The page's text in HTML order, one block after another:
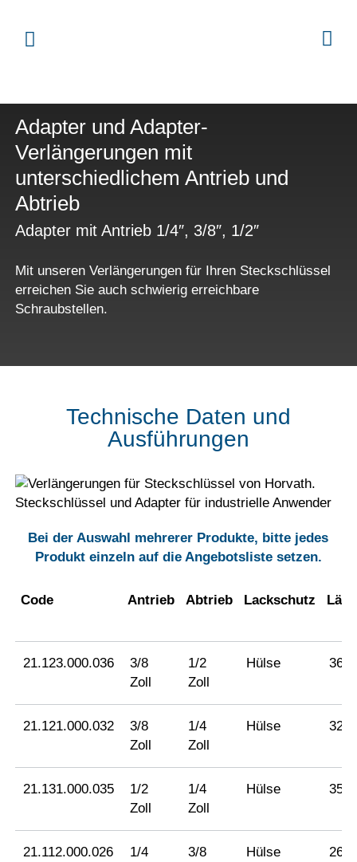
Adapter und Adapter-
Verlängerungen mit
unterschiedlichem Antrieb und
Abtrieb
Adapter mit Antrieb 1/4″, 3/8″, 1/2″
Mit unseren Verlängerungen für Ihren Steckschlüssel
erreichen Sie auch schwierig erreichbare
Schraubstellen.
Technische Daten und
Ausführungen
Bei der Auswahl mehrerer Produkte, bitte jedes
Produkt einzeln auf die Angebotsliste setzen.
Code Antrieb Abtrieb Lackschutz
21.123.000.036
3/8
Zoll
1/2
Zoll
Hülse 36
21.121.000.032
3/8
Zoll
1/4
Zoll
Hülse 32
21.131.000.035
1/2
Zoll
1/4
Zoll
Hülse 35
21.112.000.026
1/4
3/8
Hülse 26